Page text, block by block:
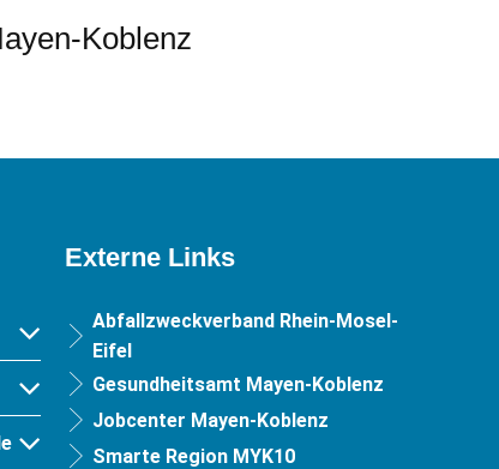
Koblenz
Externe Links
Abfallzweckverband Rhein-Mosel-
Eifel
Gesundheitsamt Mayen-Koblenz
Jobcenter Mayen-Koblenz
Smarte Region MYK10